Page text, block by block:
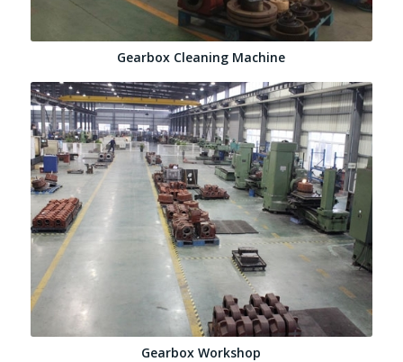
Gearbox Cleaning Machine
Gearbox Workshop